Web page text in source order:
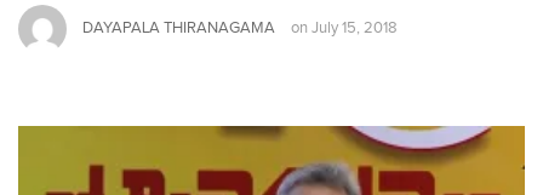
DAYAPALA THIRANAGAMA on July 15, 2018